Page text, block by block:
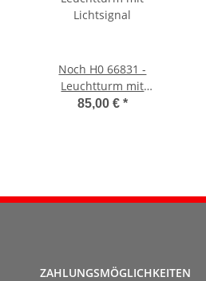
Noch H0 66831 -
Leuchtturm mit
Lichtsignal
85,00 € *
ZAHLUNGSMÖGLICHKEITEN